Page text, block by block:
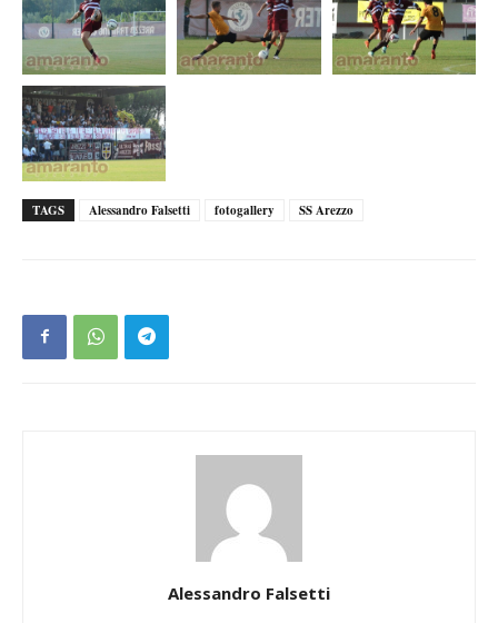
TAGS Alessandro Falsetti fotogallery SS Arezzo
Alessandro Falsetti